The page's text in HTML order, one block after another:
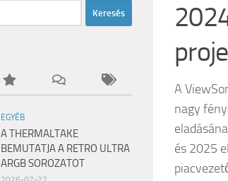
A
nagy
és 2025
EGYÉB
A THERMALTAKE
BEMUTATJA A RETRO ULTRA
ARGB SOROZATOT